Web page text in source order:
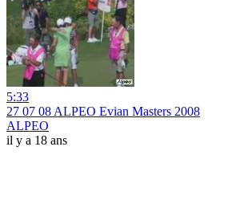
5:33
27 07 08 ALPEO Evian Masters 2008
ALPEO
il y a 18 ans